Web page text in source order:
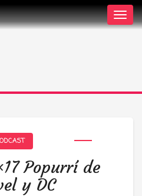
Popurrí de
y DC